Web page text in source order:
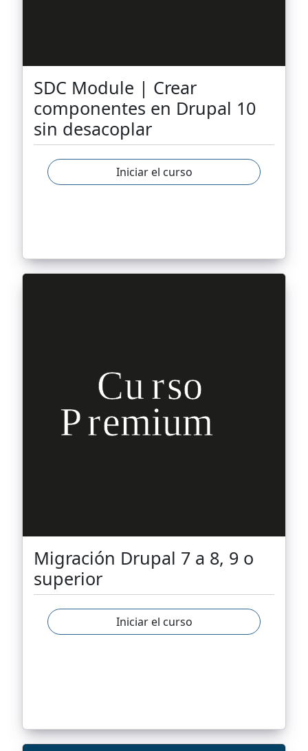
SDC Module | Crear
componentes en Drupal 10
sin desacoplar
Iniciar el curso
Migración Drupal 7 a 8, 9 o
superior
Iniciar el curso